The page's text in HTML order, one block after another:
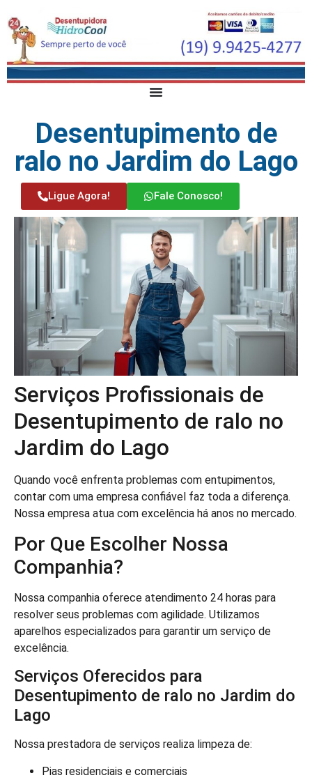
Desentupimento de
ralo no Jardim do Lago
Ligue Agora! Fale Conosco!
Serviços Profissionais de
Desentupimento de ralo no
Jardim do Lago
Quando você enfrenta problemas com entupimentos,
contar com uma empresa confiável faz toda a diferença.
Nossa empresa atua com excelência há anos no mercado.
Por Que Escolher Nossa
Companhia?
Nossa companhia oferece atendimento 24 horas para
resolver seus problemas com agilidade. Utilizamos
aparelhos especializados para garantir um serviço de
excelência.
Serviços Oferecidos para
Desentupimento de ralo no Jardim do
Lago
Nossa prestadora de serviços realiza limpeza de:
Pias residenciais e comerciais